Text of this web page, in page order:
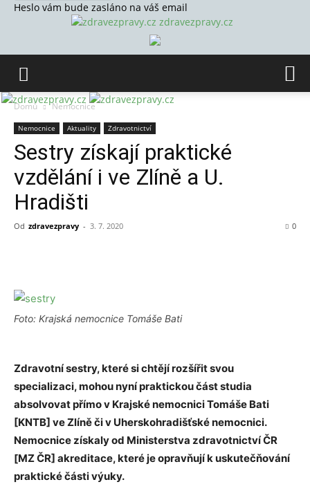
Heslo vám bude zasláno na váš email
zdravezpravy.cz
Domů Nemocnice
Nemocnice Aktuality Zdravotnictví
Sestry získají praktické
vzdělání i ve Zlíně a U.
Hradišti
Od zdravezpravy - 3. 7. 2020 0
Foto: Krajská nemocnice Tomáše Bati
Zdravotní sestry, které si chtějí rozšířit svou
specializaci, mohou nyní praktickou část studia
absolvovat přímo v Krajské nemocnici Tomáše Bati
[KNTB] ve Zlíně či v Uherskohradišťské nemocnici.
Nemocnice získaly od Ministerstva zdravotnictví ČR
[MZ ČR] akreditace, které je opravňují k uskutečňování
praktické části výuky.